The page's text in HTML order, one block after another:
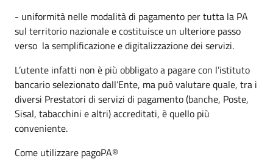
- uniformità nelle modalità di pagamento per tutta la PA
sul territorio nazionale e costituisce un ulteriore passo
verso la semplificazione e digitalizzazione dei servizi.
L’utente infatti non è più obbligato a pagare con l’istituto
bancario selezionato dall’Ente, ma può valutare quale, tra i
diversi Prestatori di servizi di pagamento (banche, Poste,
Sisal, tabacchini e altri) accreditati, è quello più
conveniente.
Come utilizzare pagoPA®